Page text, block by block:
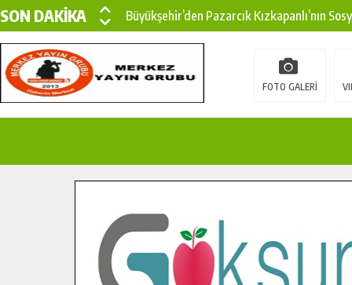
SON DAKİKA
Büyükşehir’den Pazarcık Kızkapanlı’nın
Büyükşehir’den Pazarcık Kırsalına Modern
Çin’den KSÜ’ye Uluslararası Başarı:
İlçe Jandarma Komutanı Karakaya’dan
Bertiz’in Yeni Köprüsünde Sona Doğru.
FOTO GALERİ